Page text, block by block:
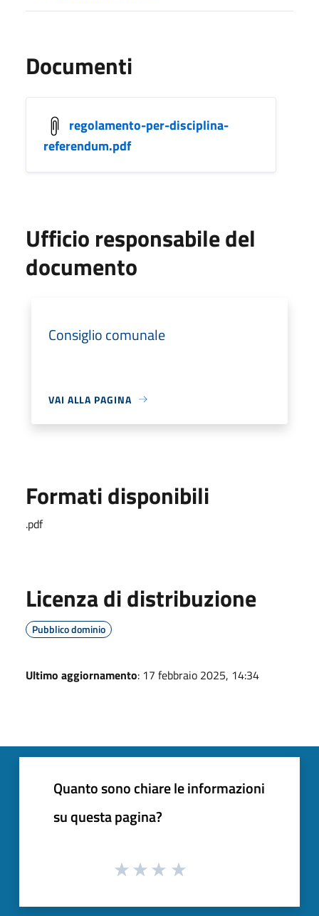
Documenti
regolamento-per-disciplina-
referendum.pdf
Ufficio responsabile del
documento
Consiglio comunale
VAI ALLA PAGINA
Formati disponibili
.pdf
Licenza di distribuzione
Pubblico dominio
Ultimo aggiornamento: 17 febbraio 2025, 14:34
Quanto sono chiare le informazioni
su questa pagina?